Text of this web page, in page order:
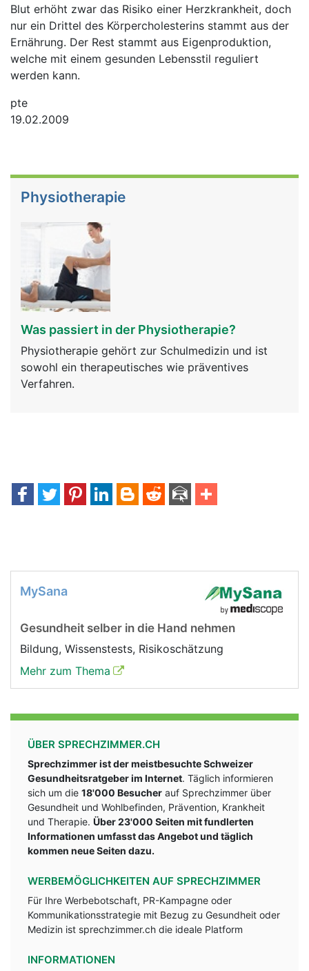
Blut erhöht zwar das Risiko einer Herzkrankheit, doch
nur ein Drittel des Körpercholesterins stammt aus der
Ernährung. Der Rest stammt aus Eigenproduktion,
welche mit einem gesunden Lebensstil reguliert
werden kann.
pte
19.02.2009
Physiotherapie
Was passiert in der Physiotherapie?
Physiotherapie gehört zur Schulmedizin und ist
sowohl ein therapeutisches wie präventives
Verfahren.
MySana
Gesundheit selber in die Hand nehmen
Bildung, Wissenstests, Risikoschätzung
Mehr zum Thema
ÜBER SPRECHZIMMER.CH
Sprechzimmer ist der meistbesuchte Schweizer
Gesundheitsratgeber im Internet. Täglich informieren
sich um die 18'000 Besucher auf Sprechzimmer über
Gesundheit und Wohlbefinden, Prävention, Krankheit
und Therapie. Über 23'000 Seiten mit fundlerten
Informationen umfasst das Angebot und täglich
kommen neue Seiten dazu.
WERBEMÖGLICHKEITEN AUF SPRECHZIMMER
Für Ihre Werbebotschaft, PR-Kampagne oder
Kommunikationsstrategie mit Bezug zu Gesundheit oder
Medizin ist sprechzimmer.ch die ideale Platform
INFORMATIONEN